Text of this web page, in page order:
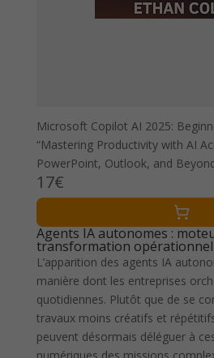
Microsoft Copilot AI 2025:
“Mastering Productivity with AI
PowerPoint, Outlook, and
17€
Agents IA autonomes :
transformation
L’apparition des agents IA
manière dont les entreprises
quotidiennes. Plutôt que de se
travaux moins créatifs et
peuvent désormais déléguer à